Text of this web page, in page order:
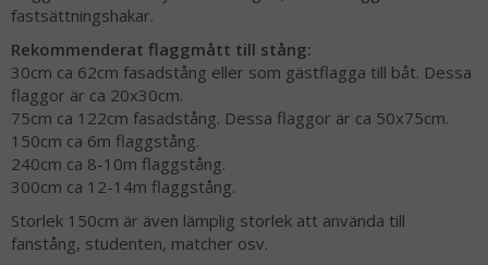
fastsättningshakar.
Rekommenderat flaggmått till stång:
30cm ca 62cm fasadstång eller som gästflagga till båt. Dessa
flaggor är ca 20x30cm.
75cm ca 122cm fasadstång. Dessa flaggor är ca 50x75cm.
150cm ca 6m flaggstång.
240cm ca 8-10m flaggstång.
300cm ca 12-14m flaggstång.
Storlek 150cm är även lämplig storlek att använda till
fanstång, studenten, matcher osv.